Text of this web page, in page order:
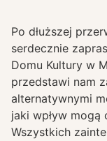
Po dłuższej
serdecznie
Domu Kultury w
przedstawi nam
alternatywnymi
jaki wpływ mogą
Wszystkich